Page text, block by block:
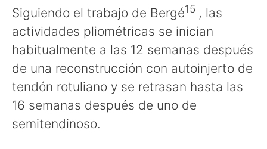
Siguiendo el trabajo de Bergé15 , las
actividades pliométricas se inician
habitualmente a las 12 semanas después
de una reconstrucción con autoinjerto de
tendón rotuliano y se retrasan hasta las
16 semanas después de uno de
semitendinoso.